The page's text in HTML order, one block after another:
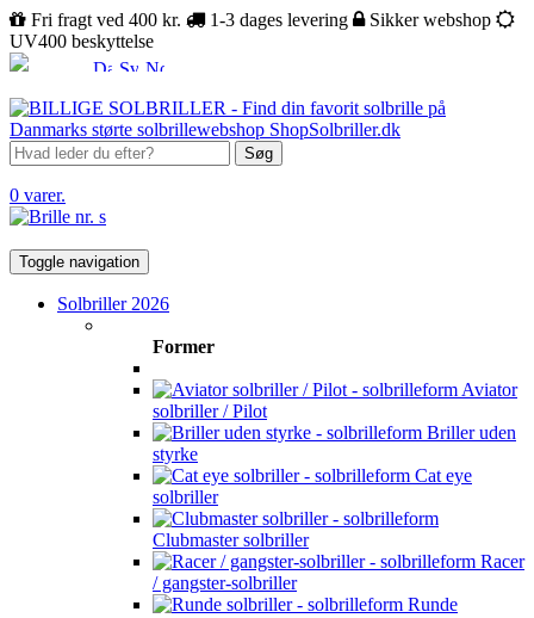
Fri fragt ved 400 kr. 1-3 dages levering
Sikker webshop
UV400 beskyttelse
Søg
0 varer.
Toggle navigation
Solbriller 2026
Former
Aviator
solbriller / Pilot
Briller uden
styrke
Cat eye
solbriller
Clubmaster solbriller
Racer
/ gangster-solbriller
Runde